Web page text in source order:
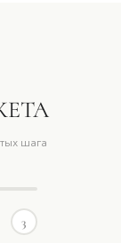
шага
3